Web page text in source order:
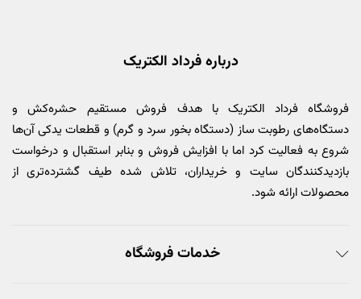
درباره فرداد الکتریک
فروشگاه فرداد الکتریک با هدف فروش مستقیم حشره‌کش و
دستگاه‌های رطوبت ساز (دستگاه بخور سرد و گرم) و قطعات یدکی آن‌ها
شروع به فعالیت کرد اما با افزایش فروش و بنابر استقبال و درخواست
بازدیدکنندگان سایت و خریداران، تلاش شده طیف گشترده‌تری از
محصولات ارائه شود.
خدمات فروشگاه